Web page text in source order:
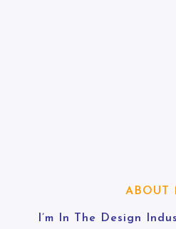
ABOUT
I’m In The Design